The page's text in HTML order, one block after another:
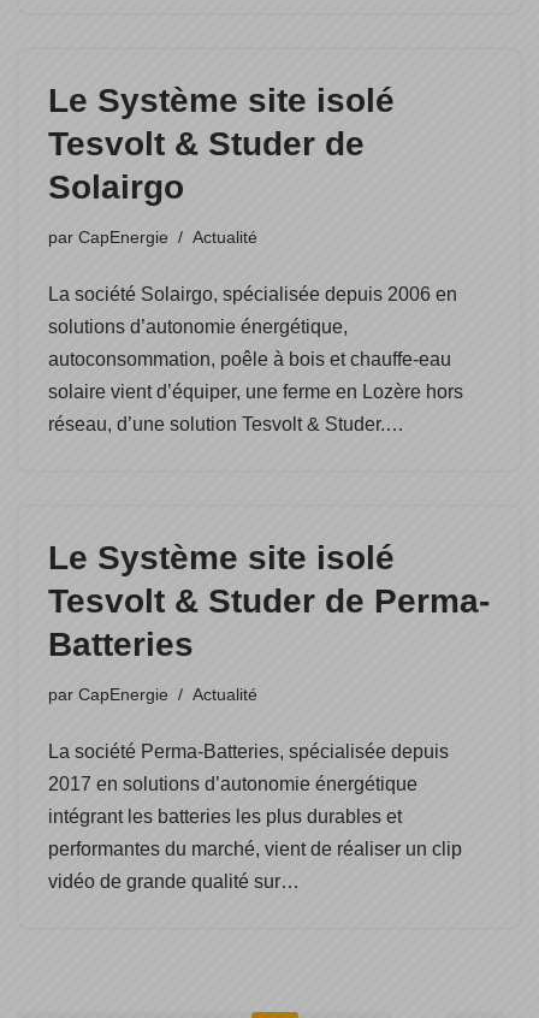
Le Système site isolé
Tesvolt & Studer de
Solairgo
par CapEnergie Actualité
La société Solairgo, spécialisée depuis 2006 en
solutions d’autonomie énergétique,
autoconsommation, poêle à bois et chauffe-eau
solaire vient d’équiper, une ferme en Lozère hors
réseau, d’une solution Tesvolt & Studer.…
Le Système site isolé
Tesvolt & Studer de Perma-
Batteries
par CapEnergie Actualité
La société Perma-Batteries, spécialisée depuis
2017 en solutions d’autonomie énergétique
intégrant les batteries les plus durables et
performantes du marché, vient de réaliser un clip
vidéo de grande qualité sur…